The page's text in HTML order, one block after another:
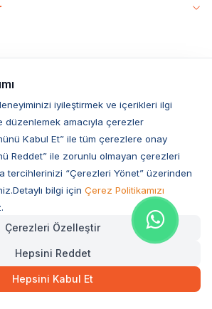
iyileştirmek ve içerikleri ilgi
düzenlemek amacıyla çerezler
Kabul Et” ile tüm çerezlere onay
Reddet” ile zorunlu olmayan çerezleri
tercihlerinizi “Çerezleri Yönet” üzerinden
bilgi için Çerez Politikamızı
Çerezleri Özelleştir
Hepsini Reddet
Hepsini Kabul Et